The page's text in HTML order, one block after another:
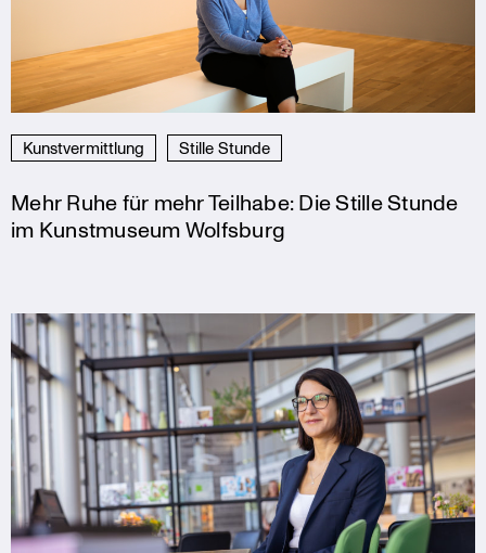
Kunstvermittlung Stille Stunde
Mehr Ruhe für mehr Teilhabe: Die Stille Stunde
im Kunstmuseum Wolfsburg